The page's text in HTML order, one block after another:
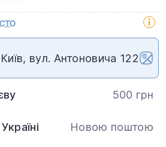
Київ, вул. Антоновича 122
500 грн
Новою поштою